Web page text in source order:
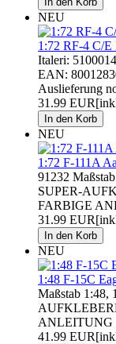
NEU
1:72 RF-4 C/E
Italeri:
EAN:
Auslieferung
31.99 EUR
NEU
1:72 F-111A
91232
SUPER-
FARBIGE
31.99 EUR
NEU
1:48 F-15C
Maßstab 1:48,
ANLEITUNG
41.99 EUR